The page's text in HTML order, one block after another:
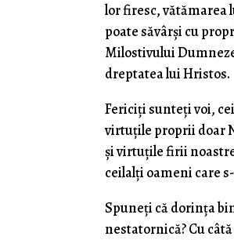
lor firesc, vătămarea
poate săvârși cu
Milostivului
dreptatea lui Hristos.
Fericiți sunteți voi,
virtuțile proprii doar
și virtuțile firii
ceilalți oameni care
Spuneți că dorința
nestatornică? Cu